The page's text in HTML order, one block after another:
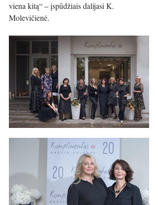
viena kitą“ – įspūdžiais dalijasi K.
Molevičienė.